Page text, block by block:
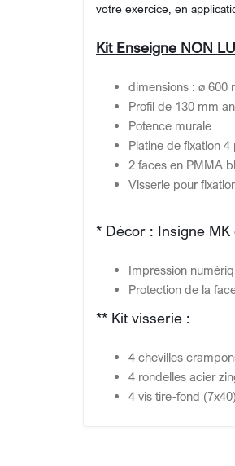
votre exercice, en
Kit Enseigne NON
dimensions : ø 600
Profil de 130 mm
Potence murale
Platine de fixation
2 faces en PMMA
Visserie pour
* Décor : Insigne MK
Impression
Protection de la
** Kit visserie :
4 chevilles
4 rondelles acier
4 vis tire-fond